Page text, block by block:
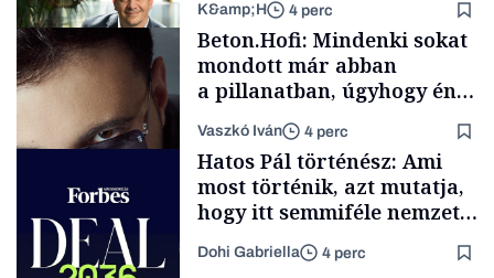
Podcast
TÁMOGATÓI
K&amp;H 4 perc
Forbes-sztori
Beton.Hofi: Mindenki sokat
mondott már abban
a pillanatban, úgyhogy én
a legsarkosabb
gondolataimat akartam
kimondani
Vaszkó Iván 4 perc
Hatos Pál történész: Ami
most történik, azt mutatja,
hogy itt semmiféle nemzeti
közösségről vagy
értéktelített jobboldali
Dohi Gabriella 4 perc